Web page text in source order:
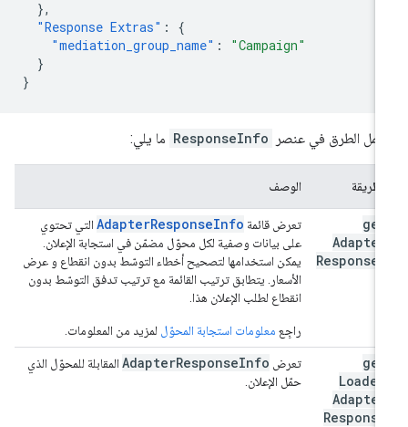
"Response Extras"
"mediation_group_name": "Campaign"
الطرق في عنصر ResponseInfo ما يلي:
الطريقة الوصف
Adapter
Responses
تعرض قائمة AdapterResponseInfo
التي تحتوي
على بيانات وصفية لكل محوّل مضمّن في استجابة الإعلان.
يمكن استخدامها لتصحيح أخطاء التوسّط بدون انقطاع و عرض
الأسعار. يتطابق ترتيب القائمة مع ترتيب تدفق التوسّط بدون
انقطاع لطلب الإعلان هذا.
راجِع معلومات استجابة المحوّللمزيد من المعلومات.
Loaded
Adapter
Response
تعرض AdapterResponseInfo
المقابلة للمحوّل الذي
حمّل الإعلان.